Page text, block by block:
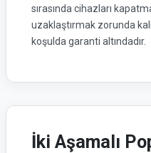
sırasında cihazları
uzaklaştırmak zorunda
koşulda garanti altındadır.
İki Aşamalı